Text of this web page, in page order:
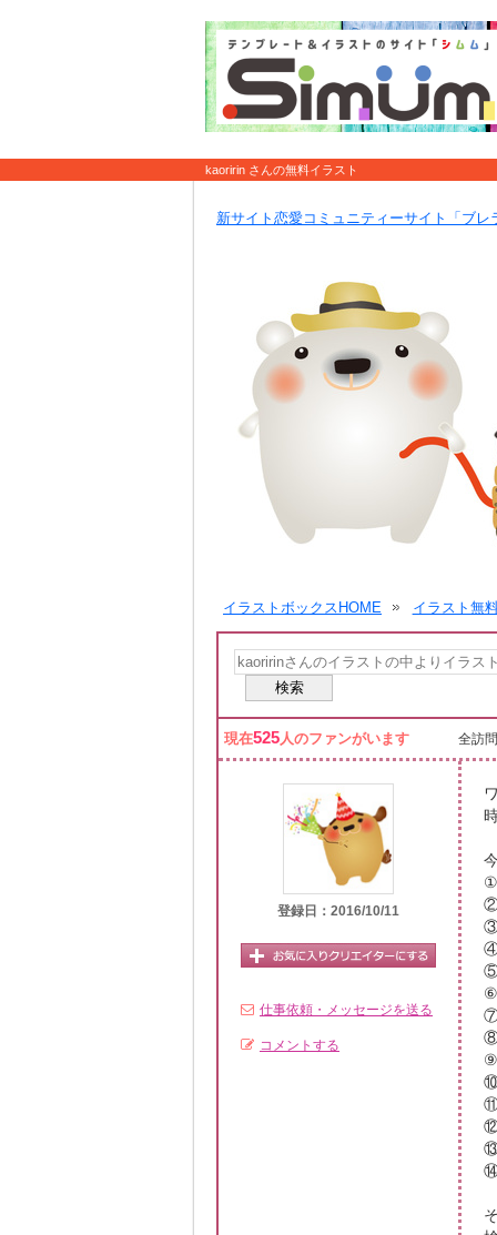
kaoririn さんの無料イラスト
新サイト恋愛コミュニティーサイト「ブレ
イラストボックスHOME イラスト無
現在525人のファンがいます 全訪
登録日：2016/10/11
仕事依頼・メッセージを送る
コメントする
①
②
③
④
⑤
⑥
⑦
⑧
⑨
⑩
⑪
⑫
⑬
⑭